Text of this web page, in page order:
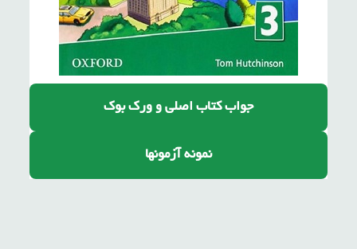
جواب کتاب اصلی و ورک بوک
نمونه آزمونها